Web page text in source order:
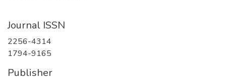
Journal ISSN
2256-4314
1794-9165
Publisher